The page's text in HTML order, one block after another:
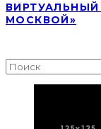
МОСКВОЙ»